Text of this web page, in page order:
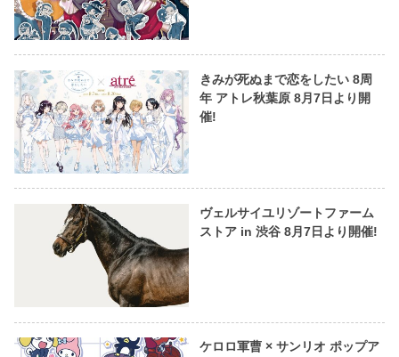
きみが死ぬまで恋をしたい 8周
年 アトレ秋葉原 8月7日より開
催!
ヴェルサイユリゾートファーム
ストア in 渋谷 8月7日より開催!
ケロロ軍曹 × サンリオ ポップア